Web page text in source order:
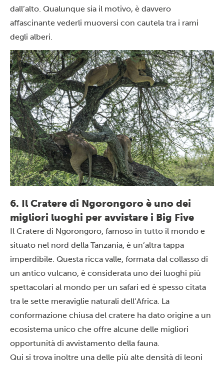
dall’alto. Qualunque sia il motivo, è davvero
affascinante vederli muoversi con cautela tra i rami
degli alberi.
6. Il Cratere di Ngorongoro è uno dei
migliori luoghi per avvistare i Big Five
Il Cratere di Ngorongoro, famoso in tutto il mondo e
situato nel nord della Tanzania, è un’altra tappa
imperdibile. Questa ricca valle, formata dal collasso di
un antico vulcano, è considerata uno dei luoghi più
spettacolari al mondo per un safari ed è spesso citata
tra le sette meraviglie naturali dell’Africa. La
conformazione chiusa del cratere ha dato origine a un
ecosistema unico che offre alcune delle migliori
opportunità di avvistamento della fauna.
Qui si trova inoltre una delle più alte densità di leoni